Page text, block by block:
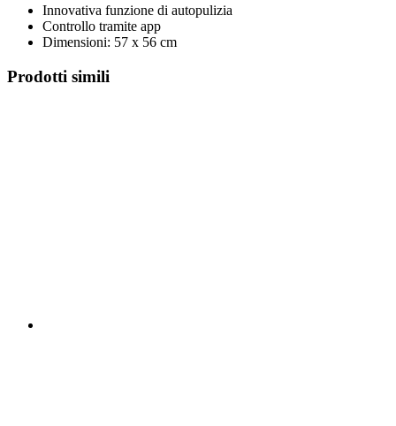
Innovativa funzione di autopulizia
Controllo tramite app
Dimensioni: 57 x 56 cm
Prodotti simili